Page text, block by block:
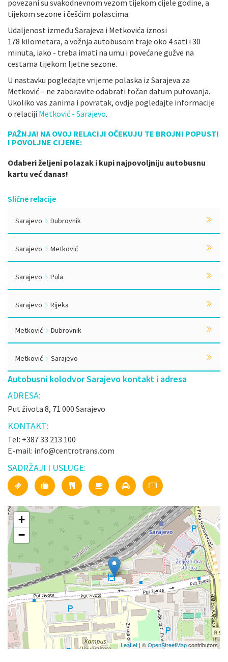
povezani su svakodnevnom vezom tijekom cijele godine, a
tijekom sezone i češćim polascima.
Udaljenost između Sarajeva i Metkovića iznosi
178 kilometara, a vožnja autobusom traje oko 4 sati i 30
minuta, iako - treba imati na umu i povećane gužve na
cestama tijekom ljetne sezone.
U nastavku pogledajte vrijeme polaska iz Sarajeva za
Metković – ne zaboravite odabrati točan datum putovanja.
Ukoliko vas zanima i povratak, ovdje pogledajte informacije
o relaciji Metković - Sarajevo.
PAŽNJA! NA OVOJ RELACIJI OČEKUJU TE BROJNI POPUSTI
I POVOLJNE CIJENE:
Odaberi željeni polazak i kupi najpovoljniju autobusnu
kartu već danas!
Slične relacije
Sarajevo Dubrovnik
Sarajevo Metković
Sarajevo Pula
Sarajevo Rijeka
Metković Dubrovnik
Metković Sarajevo
Autobusni kolodvor Sarajevo kontakt i adresa
ADRESA:
Put života 8, 71 000 Sarajevo
KONTAKT:
Tel: +387 33 213 100
E-mail: info@centrotrans.com
SADRŽAJI I USLUGE:
+
−
Leaflet | ©OpenStreetMapcontributors